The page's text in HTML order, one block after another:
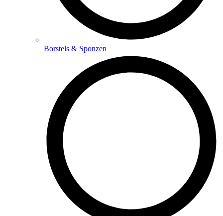
Borstels & Sponzen